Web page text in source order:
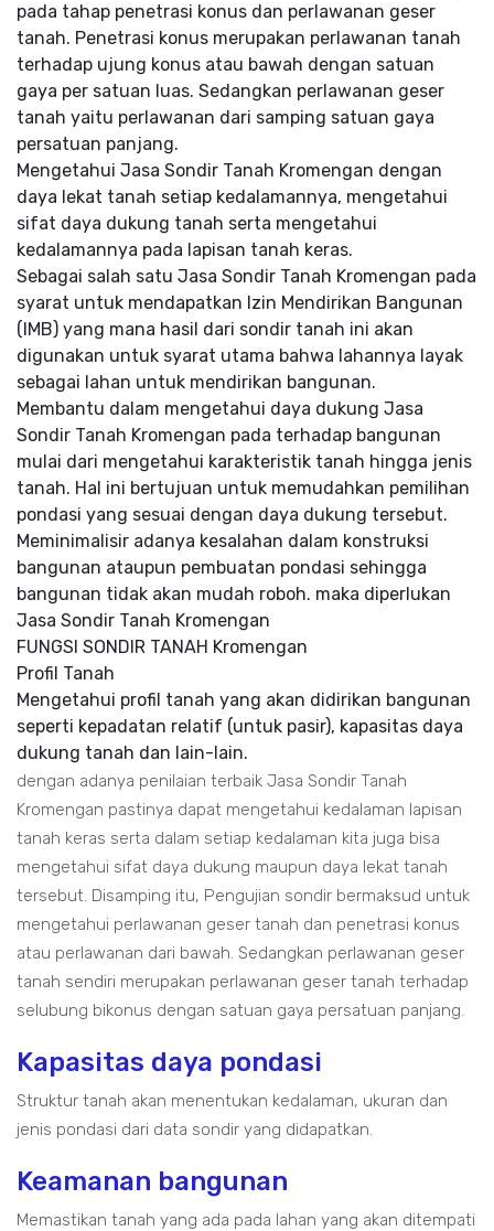
pada tahap penetrasi konus dan perlawanan geser
tanah. Penetrasi konus merupakan perlawanan tanah
terhadap ujung konus atau bawah dengan satuan
gaya per satuan luas. Sedangkan perlawanan geser
tanah yaitu perlawanan dari samping satuan gaya
persatuan panjang.
Mengetahui Jasa Sondir Tanah Kromengan dengan
daya lekat tanah setiap kedalamannya, mengetahui
sifat daya dukung tanah serta mengetahui
kedalamannya pada lapisan tanah keras.
Sebagai salah satu Jasa Sondir Tanah Kromengan pada
syarat untuk mendapatkan Izin Mendirikan Bangunan
(IMB) yang mana hasil dari sondir tanah ini akan
digunakan untuk syarat utama bahwa lahannya layak
sebagai lahan untuk mendirikan bangunan.
Membantu dalam mengetahui daya dukung Jasa
Sondir Tanah Kromengan pada terhadap bangunan
mulai dari mengetahui karakteristik tanah hingga jenis
tanah. Hal ini bertujuan untuk memudahkan pemilihan
pondasi yang sesuai dengan daya dukung tersebut.
Meminimalisir adanya kesalahan dalam konstruksi
bangunan ataupun pembuatan pondasi sehingga
bangunan tidak akan mudah roboh. maka diperlukan
Jasa Sondir Tanah Kromengan
FUNGSI SONDIR TANAH Kromengan
Profil Tanah
Mengetahui profil tanah yang akan didirikan bangunan
seperti kepadatan relatif (untuk pasir), kapasitas daya
dukung tanah dan lain-lain.
dengan adanya penilaian terbaik Jasa Sondir Tanah
Kromengan pastinya dapat mengetahui kedalaman lapisan
tanah keras serta dalam setiap kedalaman kita juga bisa
mengetahui sifat daya dukung maupun daya lekat tanah
tersebut. Disamping itu, Pengujian sondir bermaksud untuk
mengetahui perlawanan geser tanah dan penetrasi konus
atau perlawanan dari bawah. Sedangkan perlawanan geser
tanah sendiri merupakan perlawanan geser tanah terhadap
selubung bikonus dengan satuan gaya persatuan panjang.
Kapasitas daya pondasi
Struktur tanah akan menentukan kedalaman, ukuran dan
jenis pondasi dari data sondir yang didapatkan.
Keamanan bangunan
Memastikan tanah yang ada pada lahan yang akan ditempati